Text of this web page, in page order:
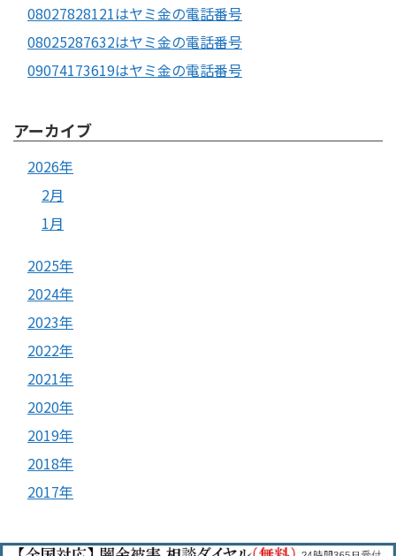
08027828121はヤミ金の電話番号
08025287632はヤミ金の電話番号
09074173619はヤミ金の電話番号
アーカイブ
2026年
2月
1月
2025年
2024年
2023年
2022年
2021年
2020年
2019年
2018年
2017年